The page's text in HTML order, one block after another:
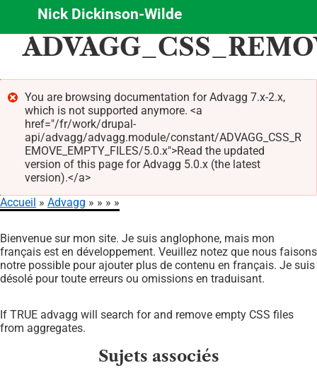
Aller
principal
Nick Dickinson-Wilde
Message
d'erreur
You are browsing documentation for Advagg 7.x-2.x,
which is not supported anymore. <a
href="/fr/work/drupal-
api/advagg/advagg.module/constant/ADVAGG_CSS_R
EMOVE_EMPTY_FILES/5.0.x">Read the updated
version of this page for Advagg 5.0.x (the latest
version).</a>
d'Ariane
Accueil Advagg
Bienvenue sur mon site. Je suis anglophone, mais mon
français est en développement. Veuillez notez que nous faisons
notre possible pour ajouter plus de contenu en français. Je suis
désolé pour toute erreurs ou omissions en traduisant.
If TRUE advagg will search for and remove empty CSS files
from aggregates.
Sujets associés